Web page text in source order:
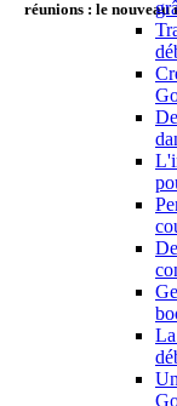
réunions : le nouveau